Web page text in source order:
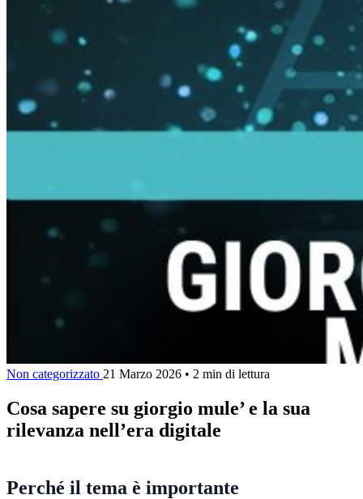
Non categorizzato 21 Marzo 2026 • 2 min di lettura
Cosa sapere su giorgio mule’ e la sua
rilevanza nell’era digitale
Perché il tema è importante